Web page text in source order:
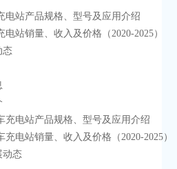
车充电站产品规格、型号及应用介绍
车充电站销量、收入及价格（2020-2025）
态
动汽车充电站产品规格、型号及应用介绍
动汽车充电站销量、收入及价格（2020-2025）
动态